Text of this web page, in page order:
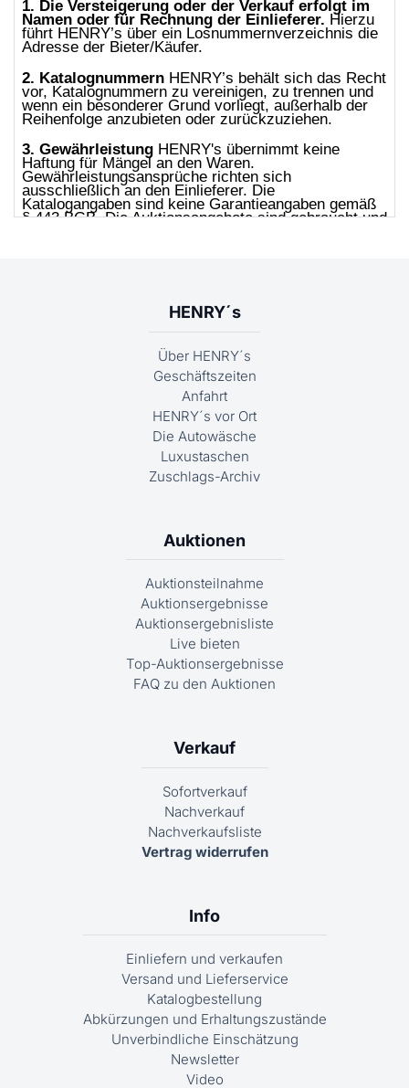
HENRY´s
Über HENRY´s
Geschäftszeiten
Anfahrt
HENRY´s vor Ort
Die Autowäsche
Luxustaschen
Zuschlags-Archiv
Auktionen
Auktionsteilnahme
Auktionsergebnisse
Auktionsergebnisliste
Live bieten
Top-Auktionsergebnisse
FAQ zu den Auktionen
Verkauf
Sofortverkauf
Nachverkauf
Nachverkaufsliste
Vertrag widerrufen
Info
Einliefern und verkaufen
Versand und Lieferservice
Katalogbestellung
Abkürzungen und Erhaltungszustände
Unverbindliche Einschätzung
Newsletter
Video